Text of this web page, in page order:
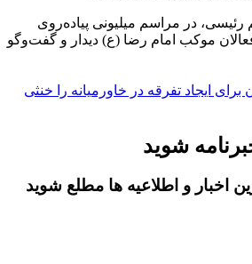
رئیسی، در مراسم میلیونی پیاده‌روی
موکب امام رضا (ع) دیدار و گفت‌وگو
ایجاد تفرقه در خاورمیانه را خنثی
شوید
اخبار و اطلاعیه ها مطلع شوید